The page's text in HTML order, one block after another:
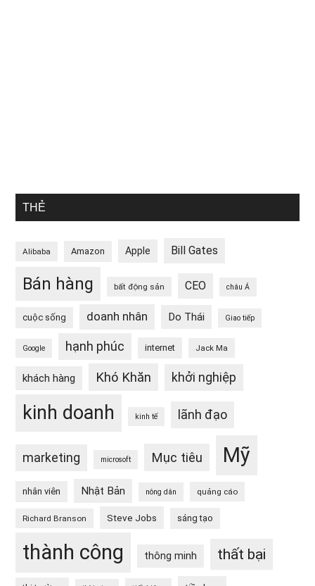
THẺ
Alibaba Amazon Apple Bill Gates
Bán hàng bất động sản CEO châu Á
cuộc sống doanh nhân Do Thái Giao tiếp
Google hạnh phúc internet Jack Ma
khách hàng Khó Khăn khởi nghiệp
kinh doanh kinh tế lãnh đạo
marketing microsoft Mục tiêu Mỹ
nhân viên Nhật Bản nông dân quảng cáo
Richard Branson Steve Jobs sáng tạo
thành công thông minh thất bại